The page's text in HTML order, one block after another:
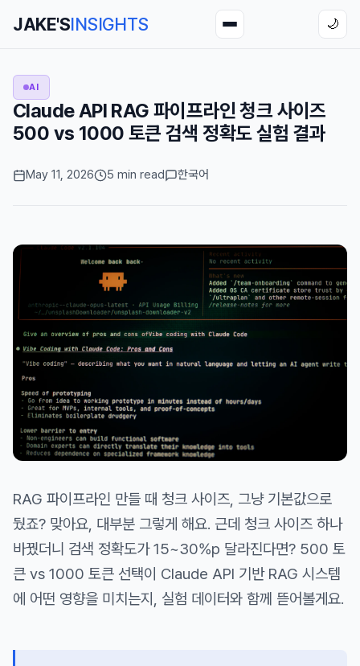
JAKE'SINSIGHTS 🌙
AI
Claude API RAG 파이프라인 청크 사이즈
500 vs 1000 토큰 검색 정확도 실험 결과
May 11, 2026 5 min read 한국어
RAG 파이프라인 만들 때 청크 사이즈, 그냥 기본값으로
뒀죠? 맞아요, 대부분 그렇게 해요. 근데 청크 사이즈 하나
바꿨더니 검색 정확도가 15~30%p 달라진다면? 500 토
큰 vs 1000 토큰 선택이 Claude API 기반 RAG 시스템
에 어떤 영향을 미치는지, 실험 데이터와 함께 뜯어볼게요.